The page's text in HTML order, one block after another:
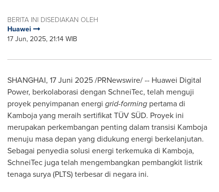
BERITA INI DISEDIAKAN OLEH
Huawei
17 Jun, 2025, 21:14 WIB
SHANGHAI, 17 Juni 2025 /PRNewswire/ -- Huawei Digital
Power, berkolaborasi dengan SchneiTec, telah menguji
proyek penyimpanan energi grid-forming pertama di
Kamboja yang meraih sertifikat TÜV SÜD. Proyek ini
merupakan perkembangan penting dalam transisi Kamboja
menuju masa depan yang didukung energi berkelanjutan.
Sebagai penyedia solusi energi terkemuka di Kamboja,
SchneiTec juga telah mengembangkan pembangkit listrik
tenaga surya (PLTS) terbesar di negara ini.